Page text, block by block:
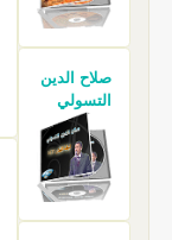
صلاح الدين
التسولي